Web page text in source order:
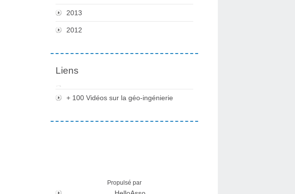
2013
2012
Liens
+ 100 Vidéos sur la géo-ingénierie
Propulsé par